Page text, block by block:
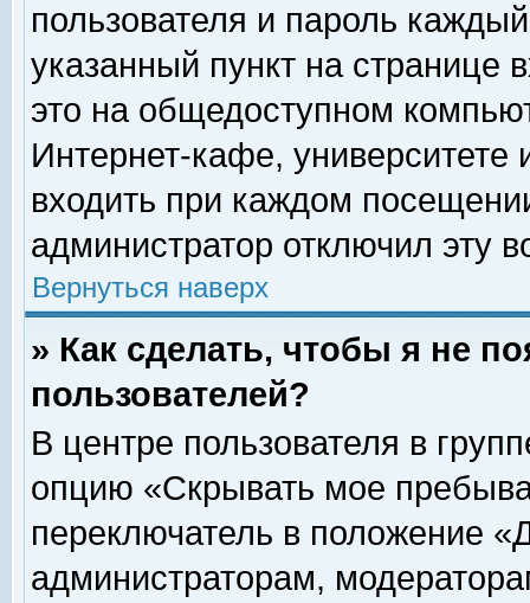
пользователя и пароль
указанный пункт на
это на общедоступном
Интернет-кафе, университете
входить при каждом
администратор отключил эту
Вернуться наверх
» Как сделать, чтобы я не
пользователей?
В центре пользователя в
опцию «Скрывать мое
переключатель в положение
администраторам,